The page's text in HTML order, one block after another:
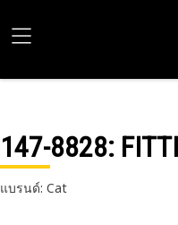
147-8828:
แบรนด์: Cat